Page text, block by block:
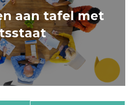
aan tafel met